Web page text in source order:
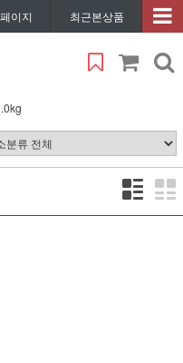
이지 최근본상품